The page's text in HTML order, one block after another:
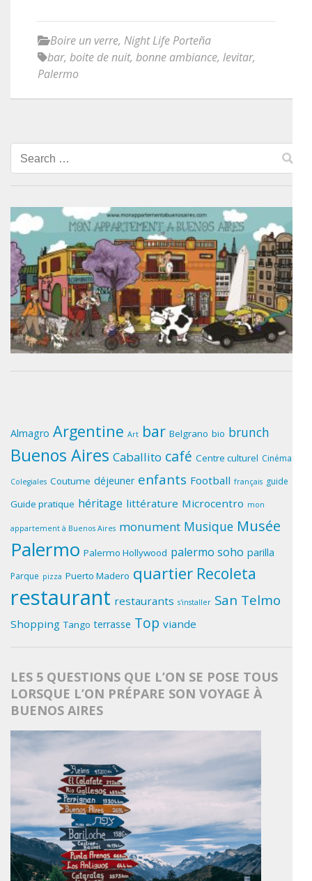
Boire un verre, Night Life Porteña
bar, boite de nuit, bonne ambiance, levitar,
Palermo
Search
for:
Almagro Argentine Art bar Belgrano bio brunch
Buenos Aires Caballito café Centre culturel Cinéma
Colegiales Coutume déjeuner enfants Football français guide
Guide pratique héritage littérature Microcentro mon
appartement à Buenos Aires monument Musique Musée
Palermo Palermo Hollywood palermo soho parilla
Parque pizza Puerto Madero quartier Recoleta
restaurant restaurants s'installer San Telmo
Shopping Tango terrasse Top viande
LES 5 QUESTIONS QUE L’ON SE POSE TOUS
LORSQUE L’ON PRÉPARE SON VOYAGE À
BUENOS AIRES